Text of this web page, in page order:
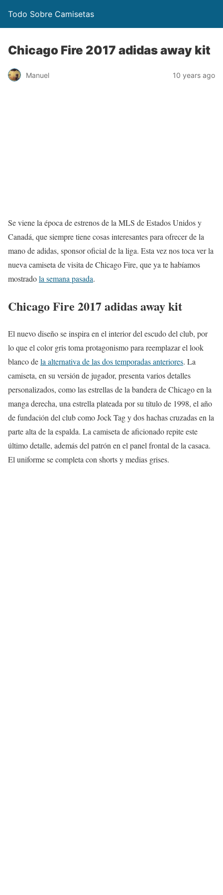
Todo Sobre Camisetas
Chicago Fire 2017 adidas away kit
Manuel 10 years ago
Se viene la época de estrenos de la MLS de Estados Unidos y
Canadá, que siempre tiene cosas interesantes para ofrecer de la
mano de adidas, sponsor oficial de la liga. Esta vez nos toca ver la
nueva camiseta de visita de Chicago Fire, que ya te habíamos
mostradola semana pasada.
Chicago Fire 2017 adidas away kit
El nuevo diseño se inspira en el interior del escudo del club, por
lo que el color gris toma protagonismo para reemplazar el look
blanco dela alternativa de las dos temporadas anteriores. La
camiseta, en su versión de jugador, presenta varios detalles
personalizados, como las estrellas de la bandera de Chicago en la
manga derecha, una estrella plateada por su título de 1998, el año
de fundación del club como Jock Tag y dos hachas cruzadas en la
parte alta de la espalda. La camiseta de aficionado repite este
último detalle, además del patrón en el panel frontal de la casaca.
El uniforme se completa con shorts y medias grises.